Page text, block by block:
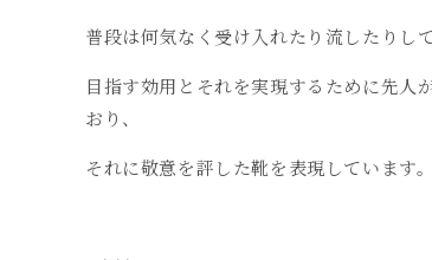
普段は何気なく受け入れたり流したりし
目指す効用とそれを実現するために先人
おり、
それに敬意を評した靴を表現しています。